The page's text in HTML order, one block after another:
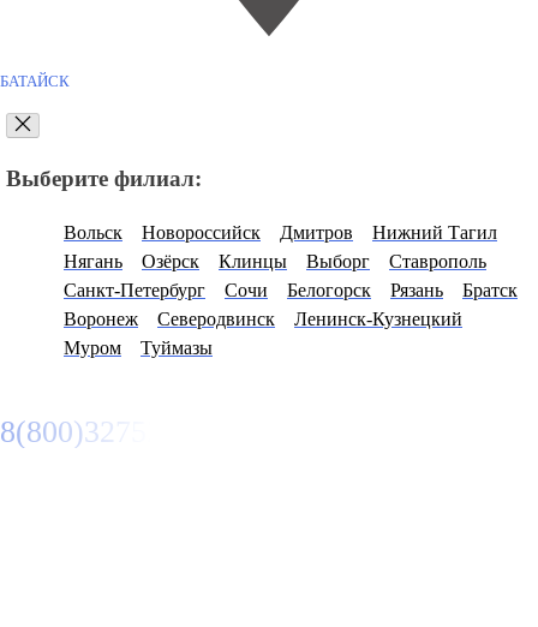
БАТАЙСК
Выберите филиал:
Вольск Новороссийск Дмитров
Нижний Тагил
Нягань
Озёрск Клинцы Выборг
Ставрополь
Санкт-Петербург
Сочи Белогорск Рязань
Братск
Воронеж
Северодвинск
Ленинск-Кузнецкий
Муром
Туймазы
8(800)3275280